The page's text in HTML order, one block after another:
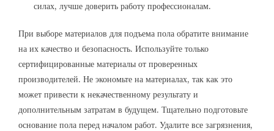
силах, лучше доверить работу профессионалам.
При выборе материалов для подъема пола обратите внимание
на их качество и безопасность. Используйте только
сертифицированные материалы от проверенных
производителей. Не экономьте на материалах, так как это
может привести к некачественному результату и
дополнительным затратам в будущем. Тщательно подготовьте
основание пола перед началом работ. Удалите все загрязнения,